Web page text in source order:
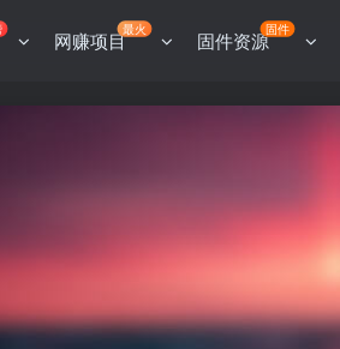
网赚项目最火 固件资源固件